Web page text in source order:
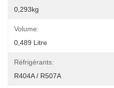
0,293kg
Volume:
0,489 Litre
Réfrigérants:
R404A / R507A